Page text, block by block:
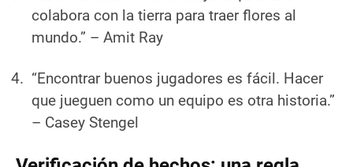
colabora con la tierra para traer flores al
mundo.” – Amit Ray
“Encontrar buenos jugadores es fácil. Hacer
que jueguen como un equipo es otra historia.”
– Casey Stengel